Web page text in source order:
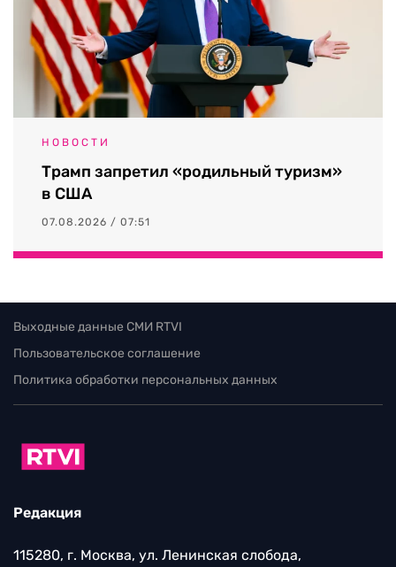
НОВОСТИ
Трамп запретил «родильный туризм»
в США
07.08.2026 / 07:51
Выходные данные СМИ RTVI
Пользовательское соглашение
Политика обработки персональных данных
Редакция
115280, г. Москва, ул. Ленинская слобода,